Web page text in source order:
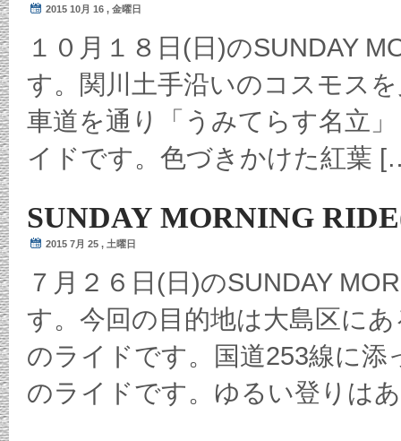
2015 10月 16 , 金曜日
１０月１８日(日)のSUNDAY
す。関川土手沿いのコスモス
車道を通り「うみてらす名立
イドです。色づきかけた紅葉
SUNDAY MORNING
2015 7月 25 , 土曜日
７月２６日(日)のSUNDAY
す。今回の目的地は大島区に
のライドです。国道253線に
のライドです。ゆるい登りは